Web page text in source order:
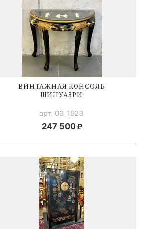
ВИНТАЖНАЯ КОНСОЛЬ
ШИНУАЗРИ
арт. 03_1923
247 500